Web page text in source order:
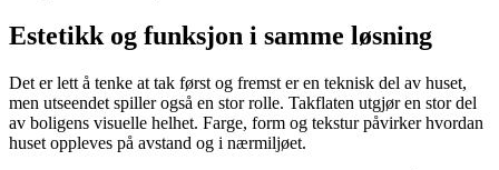
Estetikk og funksjon i samme løsning
Det er lett å tenke at tak først og fremst er en teknisk del av huset,
men utseendet spiller også en stor rolle. Takflaten utgjør en stor del
av boligens visuelle helhet. Farge, form og tekstur påvirker hvordan
huset oppleves på avstand og i nærmiljøet.​